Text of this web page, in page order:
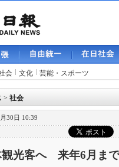
会 文化 芸能・スポーツ
> 社会
30日 10:39
観光客へ 来年6月ま